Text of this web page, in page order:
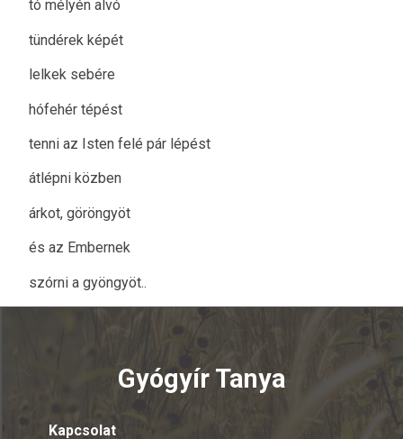
tó mélyén alvó
tündérek képét
lelkek sebére
hófehér tépést
tenni az Isten felé pár lépést
átlépni közben
árkot, göröngyöt
és az Embernek
szórni a gyöngyöt..
Gyógyír Tanya
Kapcsolat